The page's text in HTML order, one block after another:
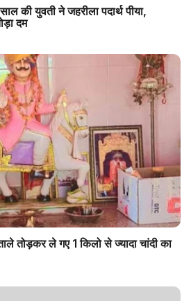
की युवती ने जहरीला पदार्थ पीया,
दम
तोड़कर ले गए 1 किलो से ज्यादा चांदी का